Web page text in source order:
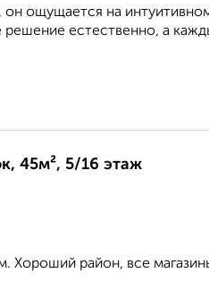
ощущается на
решение естественно, а
45м², 5/16 этаж
Хороший район, все